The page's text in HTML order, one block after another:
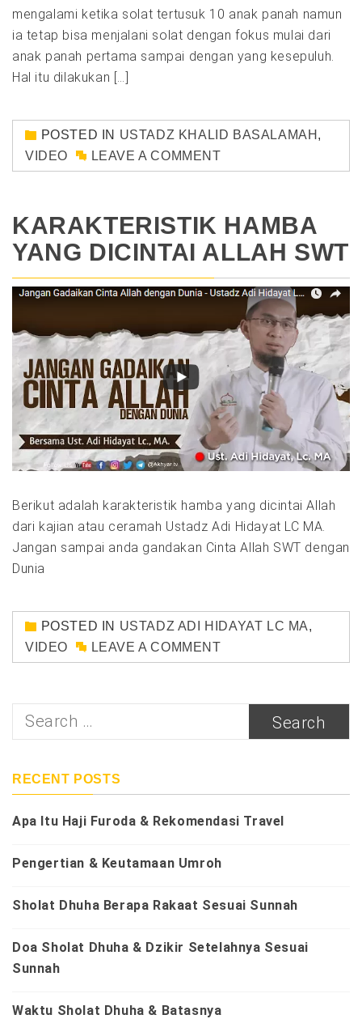
mengalami ketika solat tertusuk 10 anak panah namun
ia tetap bisa menjalani solat dengan fokus mulai dari
anak panah pertama sampai dengan yang kesepuluh.
Hal itu dilakukan […]
POSTED IN USTADZ KHALID BASALAMAH ,
VIDEO
LEAVE A COMMENT
KARAKTERISTIK HAMBA
YANG DICINTAI ALLAH SWT
Berikut adalah karakteristik hamba yang dicintai Allah
dari kajian atau ceramah Ustadz Adi Hidayat LC MA.
Jangan sampai anda gandakan Cinta Allah SWT dengan
Dunia
POSTED IN USTADZ ADI HIDAYAT LC MA,
VIDEO
LEAVE A COMMENT
Search
RECENT POSTS
Apa Itu Haji Furoda & Rekomendasi Travel
Pengertian & Keutamaan Umroh
Sholat Dhuha Berapa Rakaat Sesuai Sunnah
Doa Sholat Dhuha & Dzikir Setelahnya Sesuai
Sunnah
Waktu Sholat Dhuha & Batasnya